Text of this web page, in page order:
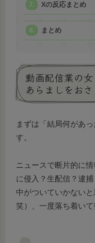
Xの反応まとめ
まとめ
動画配信業の
あらましをお
まずは「結局何があ
す。
ニュースで断片的に
に侵入？生配信？逮
中がついていかない
笑）、一度落ち着いて